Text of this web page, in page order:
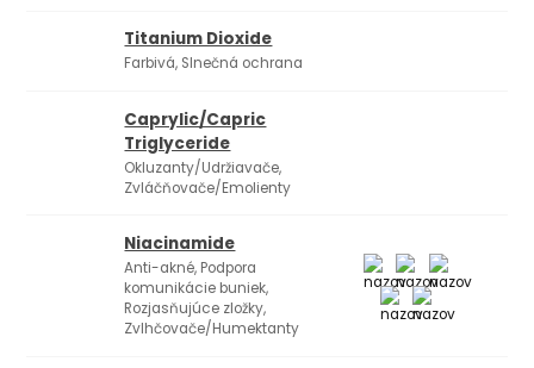
Titanium Dioxide
Farbivá, Slnečná ochrana
Caprylic/​Capric
Triglyceride
Okluzanty/Udržiavače,
Zvláčňovače/Emolienty
Niacinamide
Anti-akné, Podpora
komunikácie buniek,
Rozjasňujúce zložky,
Zvlhčovače/Humektanty